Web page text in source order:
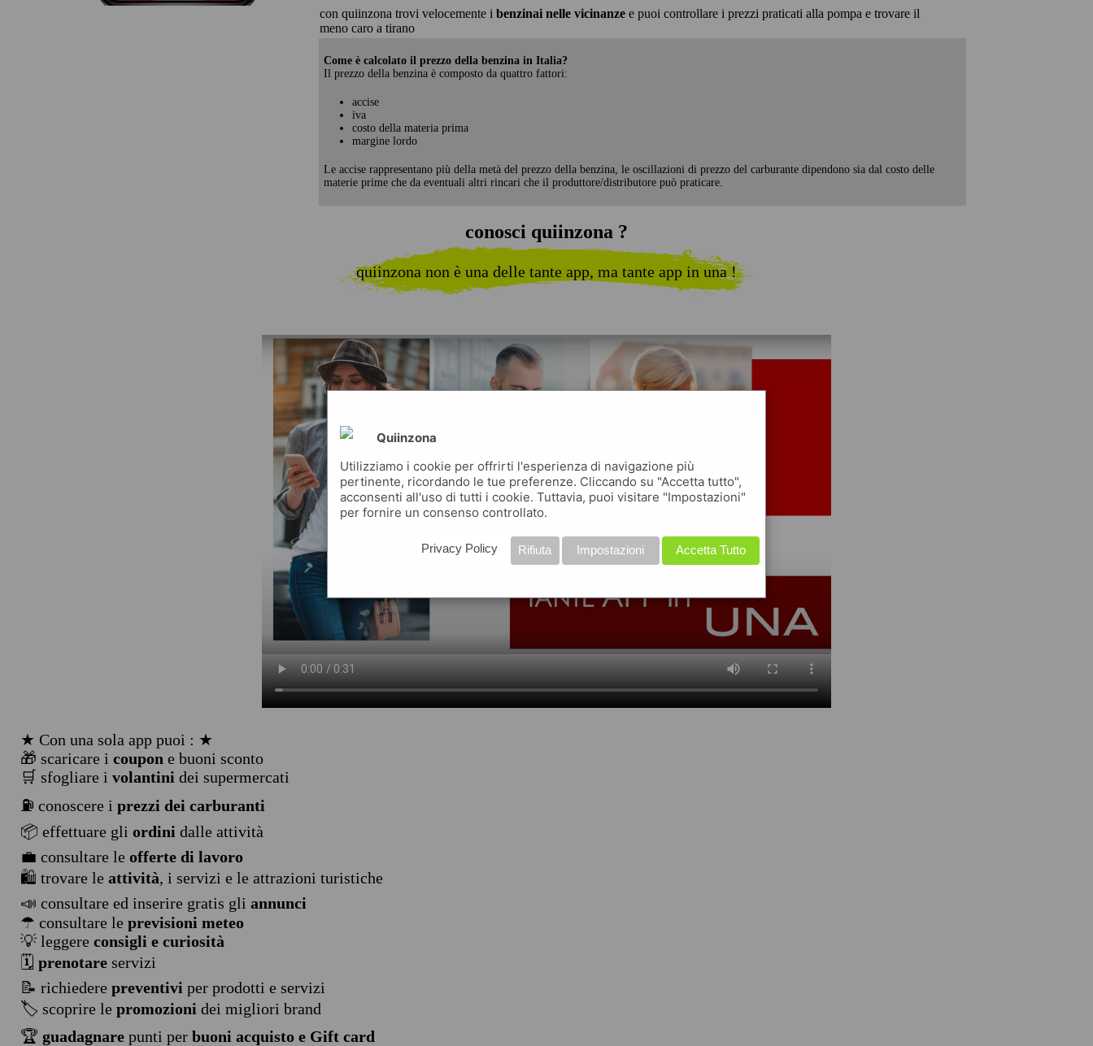
con quiinzona trovi velocemente i benzinai nelle vicinanze e puoi controllare i prezzi praticati alla pompa e trovare il
meno caro a tirano
Come è calcolato il prezzo della benzina in Italia?
Il prezzo della benzina è composto da quattro fattori:
accise
iva
costo della materia prima
margine lordo
Le accise rappresentano più della metà del prezzo della benzina, le oscillazioni di prezzo del carburante dipendono sia dal costo delle
materie prime che da eventuali altri rincari che il produttore/distributore può praticare.
conosci quiinzona ?
quiinzona non è una delle tante app, ma tante app in una !
★ Con una sola app puoi : ★
🎁 scaricare i coupon e buoni sconto
🛒 sfogliare i volantini dei supermercati
⛽ conoscere i prezzi dei carburanti
📦 effettuare gli ordini dalle attività
💼 consultare le offerte di lavoro
🛍️ trovare le attività, i servizi e le attrazioni turistiche
📣 consultare ed inserire gratis gli annunci
☂ consultare le previsioni meteo
💡 leggere consigli e curiosità
🗓️ prenotareservizi
📝 richiedere preventivi per prodotti e servizi
🏷️ scoprire le promozioni dei migliori brand
🏆 guadagnarepunti per buoni acquisto e Gift card
Quiinzona
Utilizziamo i cookie per offrirti l'esperienza di navigazione più
pertinente, ricordando le tue preferenze. Cliccando su "Accetta tutto",
acconsenti all'uso di tutti i cookie. Tuttavia, puoi visitare "Impostazioni"
per fornire un consenso controllato.
Accetta Tutto
Impostazioni
Rifiuta
Privacy Policy